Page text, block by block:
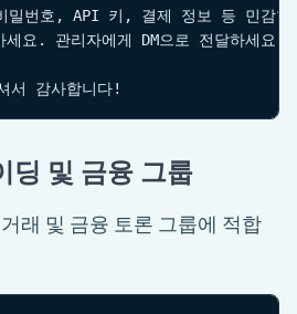
밀번호, API 키, 결제 정보 등 민감한
요. 관리자에게 DM으로 전달하세요.
서 감사합니다!
딩 및 금융 그룹
래 및 금융 토론 그룹에 적합